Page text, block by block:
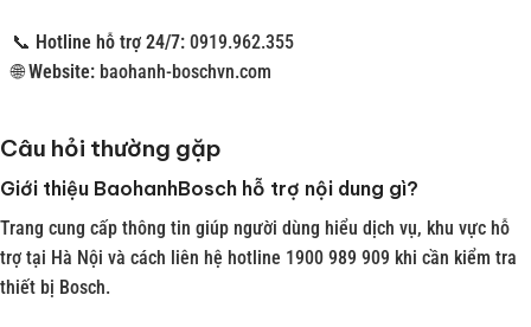
📞 Hotline hỗ trợ 24/7:0919.962.355
🌐Website: baohanh-boschvn.com
Câu hỏi thường gặp
Giới thiệu BaohanhBosch hỗ trợ nội dung gì?
Trang cung cấp thông tin giúp người dùng hiểu dịch vụ, khu vực hỗ
trợ tại Hà Nội và cách liên hệ hotline 1900 989 909 khi cần kiểm tra
thiết bị Bosch.